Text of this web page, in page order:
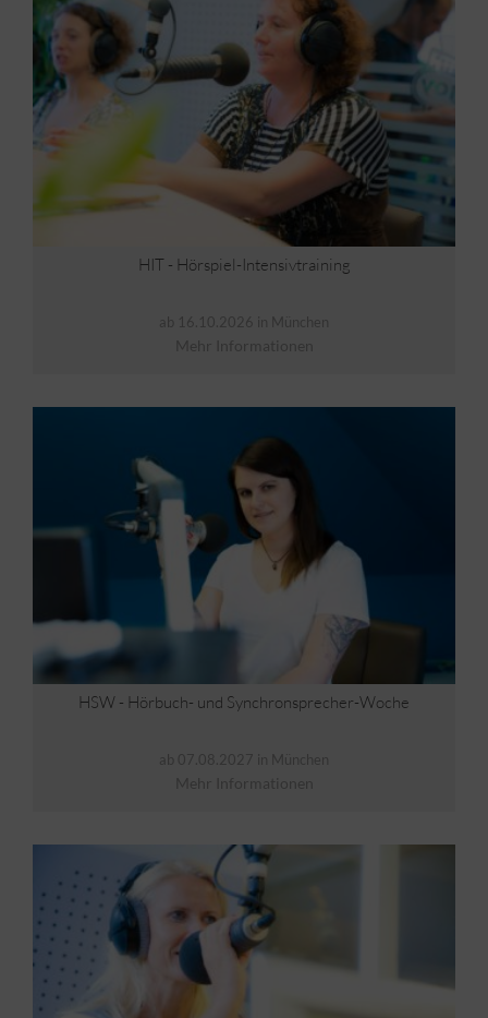
HIT - Hörspiel-Intensivtraining
ab 16.10.2026 in München
Mehr Informationen
HSW - Hörbuch- und Synchronsprecher-Woche
ab 07.08.2027 in München
Mehr Informationen